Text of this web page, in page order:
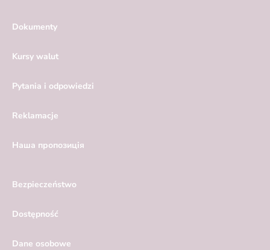
Dokumenty
Kursy walut
Pytania i odpowiedzi
Reklamacje
Hаша пропозиція
Bezpieczeństwo
Dostępność
Dane osobowe